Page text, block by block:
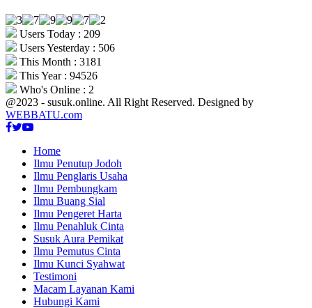
Users Today : 209
Users Yesterday : 506
This Month : 3181
This Year : 94526
Who's Online : 2
@2023 - susuk.online. All Right Reserved. Designed by
WEBBATU.com
Facebook
Twitter
Youtube
Home
Ilmu Penutup Jodoh
Ilmu Penglaris Usaha
Ilmu Pembungkam
Ilmu Buang Sial
Ilmu Pengeret Harta
Ilmu Penahluk Cinta
Susuk Aura Pemikat
Ilmu Pemutus Cinta
Ilmu Kunci Syahwat
Testimoni
Macam Layanan Kami
Hubungi Kami